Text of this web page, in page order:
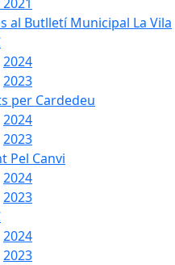
al Butlletí Municipal La Vila
2024
2023
per Cardedeu
2024
2023
Pel Canvi
2024
2023
2024
2023